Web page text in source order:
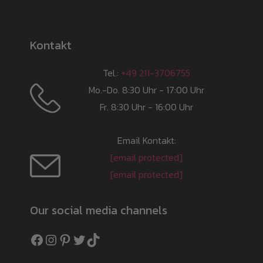
Kontakt
Tel.: +49 211-3706755
Mo.-Do. 8:30 Uhr - 17:00 Uhr
Fr. 8:30 Uhr - 16:00 Uhr
Email Kontakt:
[email protected]
[email protected]
Our social media channels
Facebook
Instagram
Pinterest
Twitter
TikTok